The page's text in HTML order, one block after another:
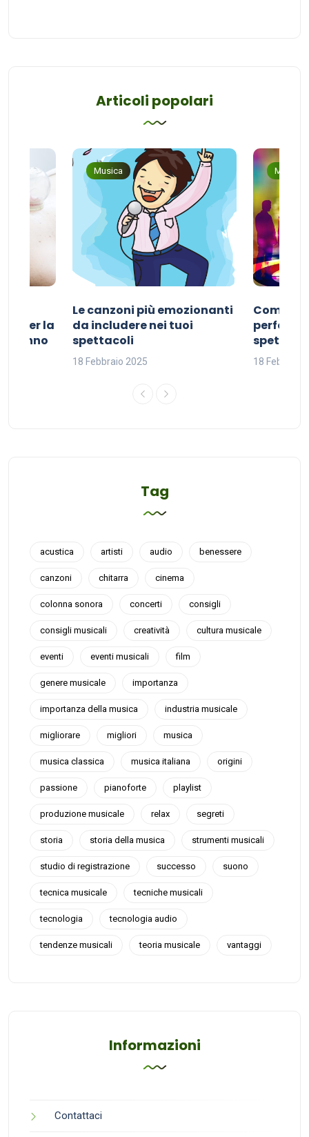
Articoli popolari
per la
sonno
Musica
Le canzoni più emozionanti
da includere nei tuoi
spettacoli
18 Febbraio 2025
Musica
Come
perfetta
18 Febbraio
Tag
acustica artisti audio benessere
canzoni chitarra cinema
colonna sonora concerti consigli
consigli musicali creatività cultura musicale
eventi eventi musicali film
genere musicale importanza
importanza della musica industria musicale
migliorare migliori musica
musica classica musica italiana origini
passione pianoforte playlist
produzione musicale relax segreti
storia storia della musica strumenti musicali
studio di registrazione successo suono
tecnica musicale tecniche musicali
tecnologia tecnologia audio
tendenze musicali teoria musicale vantaggi
Informazioni
Contattaci